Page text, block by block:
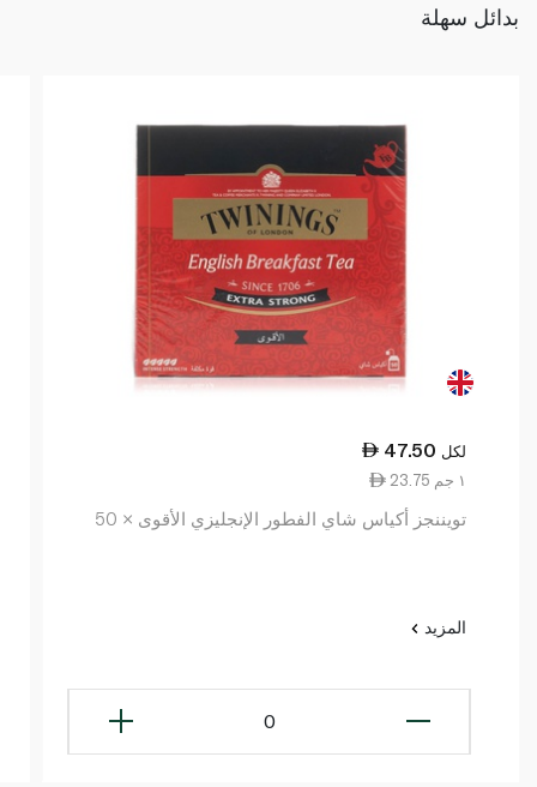
بدائل سهلة
47.50 لكل
23.75 ١ جم
تويننجز أكياس شاي الفطور الإنجليزي الأقوى × 50
المزيد
0